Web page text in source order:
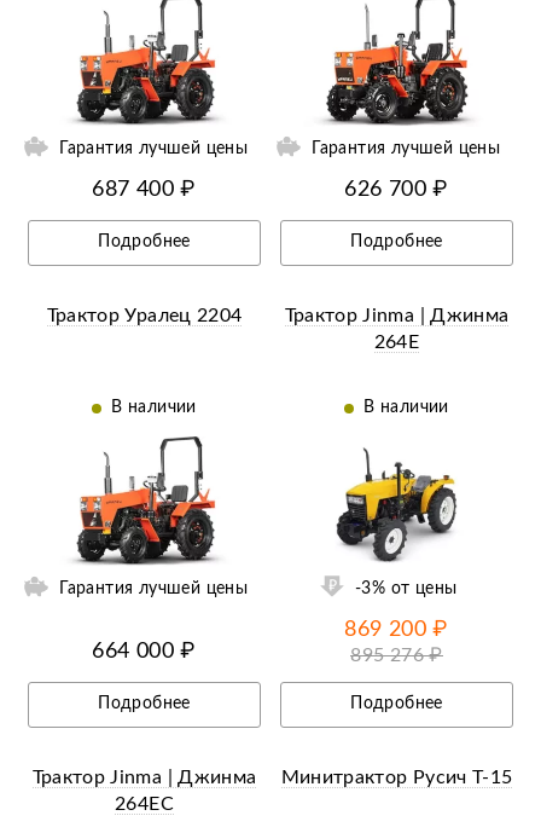
Гарантия лучшей цены
687 400 ₽
Подробнее
Ещё 13 фотографий
Гарантия лучшей цены
626 700 ₽
Подробнее
Трактор Уралец 2204
В наличии
Гарантия лучшей цены
664 000 ₽
Подробнее
Трактор Jinma | Джинма
264E
В наличии
-3% от цены
869 200 ₽
895 276 ₽
Подробнее
Трактор Jinma | Джинма
264EC
Минитрактор Русич Т-15